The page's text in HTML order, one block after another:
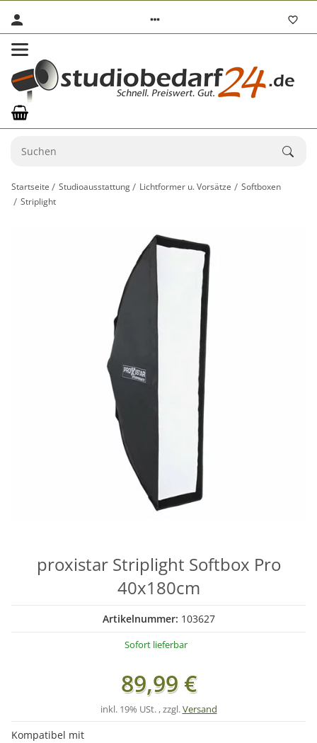
Startseite Studioausstattung Lichtformer u. Vorsätze
Softboxen
Striplight
proxistar Striplight Softbox Pro
40x180cm
Artikelnummer: 103627
Sofort lieferbar
89,99 €
inkl. 19% USt. , zzgl.Versand
Kompatibel mit